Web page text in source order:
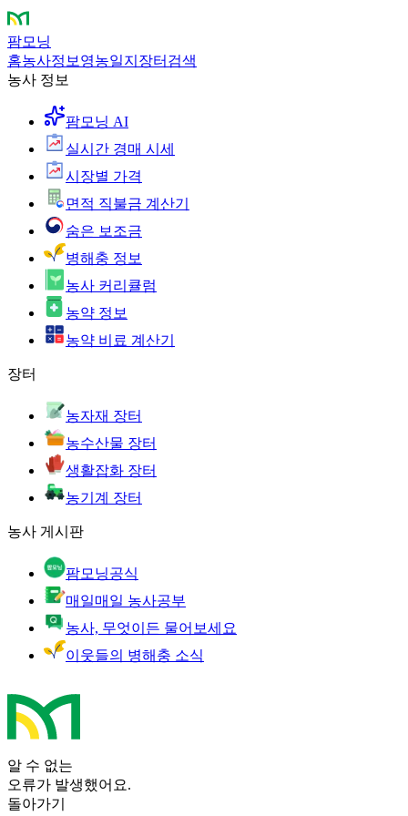
팜모닝
홈농사정보 영농일지 장터 검색
농사 정보
팜모닝 AI
실시간 경매 시세
시장별 가격
면적 직불금 계산기
숨은 보조금
병해충 정보
농사 커리큘럼
농약 정보
농약 비료 계산기
장터
농자재 장터
농수산물 장터
생활잡화 장터
농기계 장터
농사 게시판
팜모닝공식
매일매일 농사공부
농사, 무엇이든 물어보세요
이웃들의 병해충 소식
알 수 없는
오류가 발생했어요.
돌아가기